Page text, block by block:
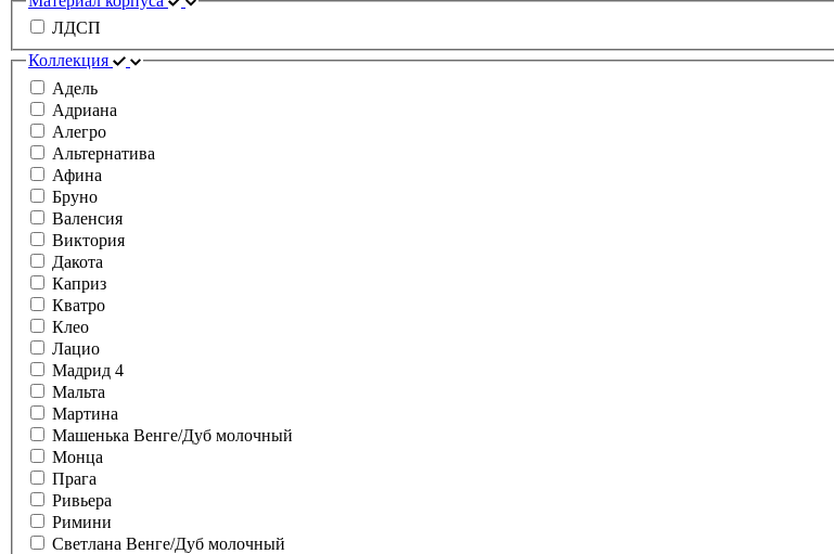
ЛДСП
Коллекция
Адель
Адриана
Алегро
Альтернатива
Афина
Бруно
Валенсия
Виктория
Дакота
Каприз
Кватро
Клео
Лацио
Мадрид 4
Мальта
Мартина
Машенька Венге/Дуб молочный
Монца
Прага
Ривьера
Римини
Светлана Венге/Дуб молочный